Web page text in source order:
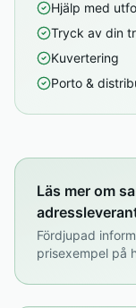
Hjälp med
Tryck av din
Kuvertering
Porto &
Läs mer om
Fördjupad
prisexempel på